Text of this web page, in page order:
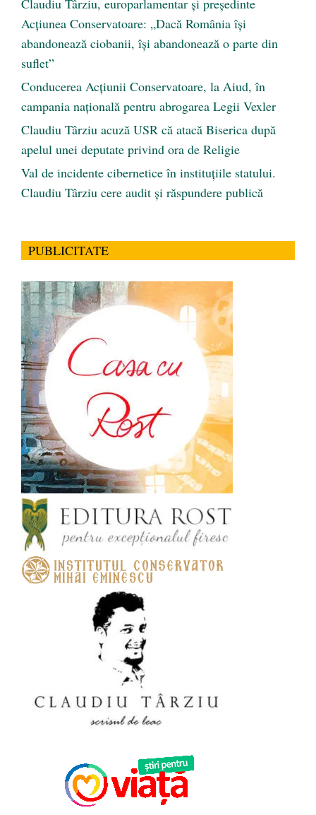
Claudiu Târziu, europarlamentar și președinte
Acțiunea Conservatoare: „Dacă România își
abandonează ciobanii, își abandonează o parte din
suflet”
Conducerea Acțiunii Conservatoare, la Aiud, în
campania națională pentru abrogarea Legii Vexler
Claudiu Târziu acuză USR că atacă Biserica după
apelul unei deputate privind ora de Religie
Val de incidente cibernetice în instituțiile statului.
Claudiu Târziu cere audit și răspundere publică
PUBLICITATE